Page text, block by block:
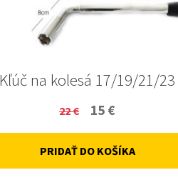
Kľúč na kolesá 17/19/21/23
22€
Original
price
was:
15 €Current
price
is:
PRIDAŤ DO KOŠÍKA